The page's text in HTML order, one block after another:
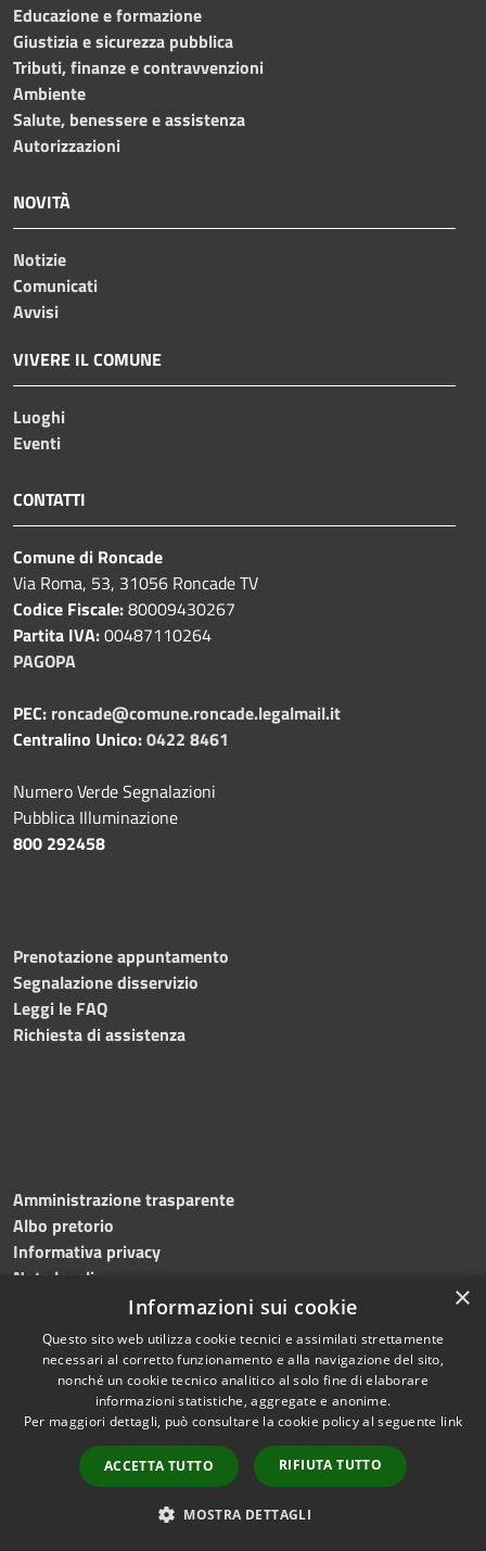
Educazione e formazione
Giustizia e sicurezza pubblica
Tributi, finanze e contravvenzioni
Ambiente
Salute, benessere e assistenza
Autorizzazioni
NOVITÀ
Notizie
Comunicati
Avvisi
VIVERE IL COMUNE
Luoghi
Eventi
CONTATTI
Comune di Roncade
Via Roma, 53, 31056 Roncade TV
Codice Fiscale:80009430267
Partita IVA:00487110264
PAGOPA
PEC: roncade@comune.roncade.legalmail.it
Centralino Unico:0422 8461
Numero Verde Segnalazioni
Pubblica Illuminazione
800 292458
Prenotazione appuntamento
Segnalazione disservizio
Leggi le FAQ
Richiesta di assistenza
Amministrazione trasparente
Albo pretorio
Informativa privacy
Note legali
Dichiarazione di accessibilità
Accessibilità
Copyright © 2026 • Comune di
Roncade • Powered by
Municipium•
Accesso
redazione
×
Informazioni sui cookie
Questo sito web utilizza cookie tecnici e assimilati strettamente
necessari al corretto funzionamento e alla navigazione del sito,
nonché un cookie tecnico analitico al solo fine di elaborare
informazioni statistiche, aggregate e anonime.
Per maggiori dettagli, può consultare la cookie policy al seguente link
ACCETTA TUTTO RIFIUTA TUTTO
MOSTRA DETTAGLI